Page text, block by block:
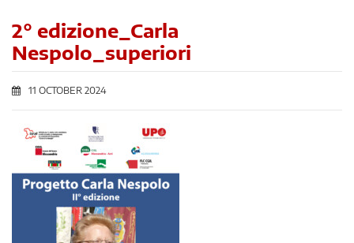
2° edizione_Carla
Nespolo_superiori
11 OCTOBER 2024